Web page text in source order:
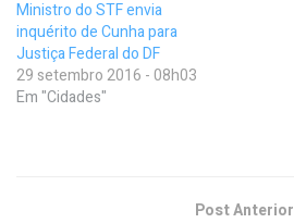
Ministro do STF envia
inquérito de Cunha para
Justiça Federal do DF
29 setembro 2016 - 08h03
Em "Cidades"
Post Anterior